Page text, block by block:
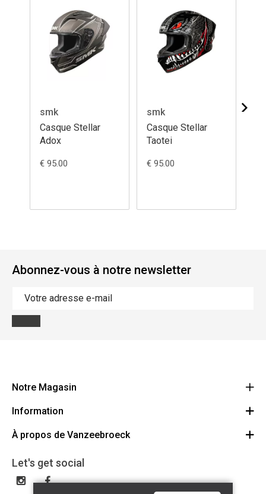
smk
Casque Stellar
Adox
€ 95.00
smk
Casque Stellar
Taotei
€ 95.00
Abonnez-vous à notre newsletter
Notre Magasin
Vanzeebroeck Motors
1600 Sint-Pieters-Leeuw
023316022
Information
Annulation Commande
Conditions générales
À propos de Vanzeebroeck
Cheque Cadeau
Échange et Retours
Let's get social